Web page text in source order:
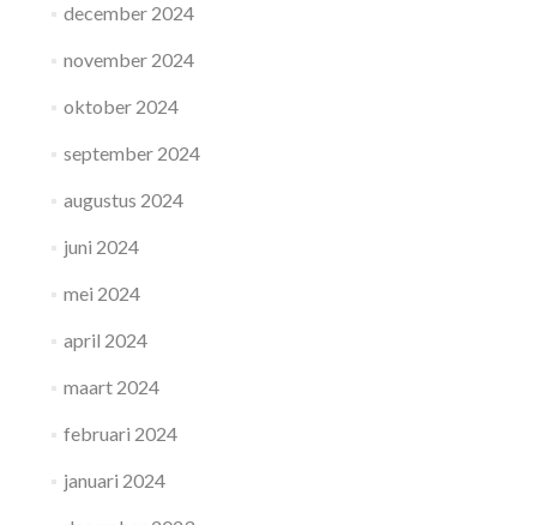
december 2024
november 2024
oktober 2024
september 2024
augustus 2024
juni 2024
mei 2024
april 2024
maart 2024
februari 2024
januari 2024